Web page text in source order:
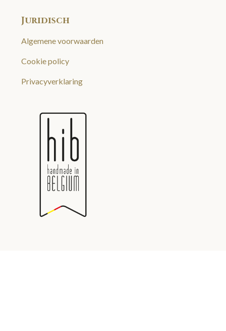
Juridisch
Algemene voorwaarden
Cookie policy
Privacyverklaring